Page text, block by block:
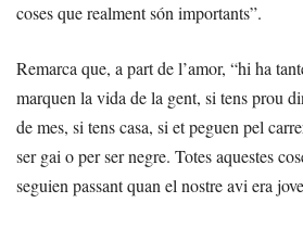
coses que realment són importants”.
Remarca que, a part de l’amor, “hi ha
marquen la vida de la gent, si tens prou
de mes, si tens casa, si et peguen pel
ser gai o per ser negre. Totes aquestes
seguien passant quan el nostre avi era